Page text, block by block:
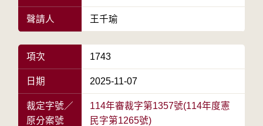
聲請人 王千瑜
項次 1743
日期 2025-11-07
裁定字號／
原分案號
114年審裁字第1357號(114年度憲
民字第1265號)